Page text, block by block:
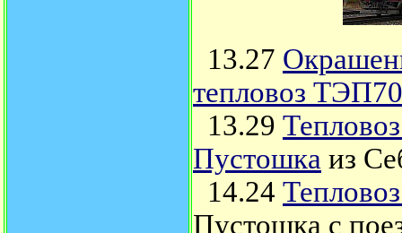
13.27
тепловоз
13.29
Пустошка из
14.24
Пустошка с